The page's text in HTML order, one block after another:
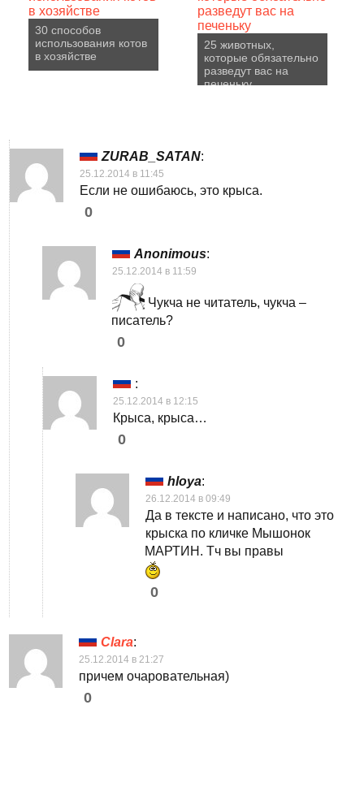
30 способов
использования котов
в хозяйстве
25 животных,
которые обязательно
разведут вас на
печеньку
ZURAB_SATAN:
25.12.2014 в 11:45
Если не ошибаюсь, это крыса.
0
Anonimous:
25.12.2014 в 11:59
Чукча не читатель, чукча –
писатель?
0
:
25.12.2014 в 12:15
Крыса, крыса…
0
hloya:
26.12.2014 в 09:49
Да в тексте и написано, что это
крыска по кличке Мышонок
МАРТИН. Тч вы правы
0
Clara:
25.12.2014 в 21:27
причем очаровательная)
0